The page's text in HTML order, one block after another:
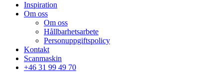
Inspiration
Om oss
Om oss
Hållbarhetsarbete
Personuppgiftspolicy
Kontakt
Scanmaskin
+46 31 99 49 70